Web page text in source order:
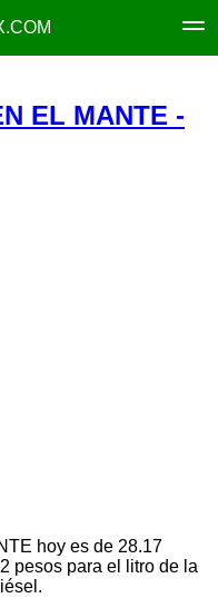
EL MANTE -
hoy es de 28.17
pesos para el litro de la